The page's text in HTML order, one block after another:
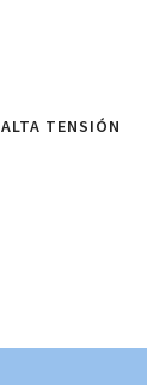
ALTA TENSIÓN